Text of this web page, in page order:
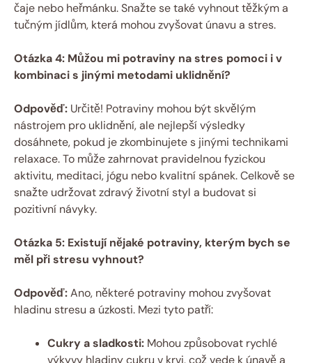
čaje nebo heřmánku. Snažte se také vyhnout těžkým a
tučným jídlům, která mohou zvyšovat únavu a stres.
Otázka 4: Můžou mi potraviny na stres pomoci i v
kombinaci s jinými metodami uklidnění?
Odpověď: Určitě! Potraviny mohou být skvělým
nástrojem pro uklidnění, ale nejlepší výsledky
dosáhnete, pokud je zkombinujete s jinými technikami
relaxace. To může zahrnovat pravidelnou fyzickou
aktivitu, meditaci, jógu nebo kvalitní spánek. Celkově se
snažte udržovat zdravý životní styl a budovat si
pozitivní návyky.
Otázka 5: Existují nějaké potraviny, kterým bych se
měl při stresu vyhnout?
Odpověď:Ano, některé potraviny mohou zvyšovat
hladinu stresu a úzkosti. Mezi tyto patří:
Cukry a sladkosti: Mohou způsobovat rychlé
výkyvy hladiny cukru v krvi, což vede k únavě a